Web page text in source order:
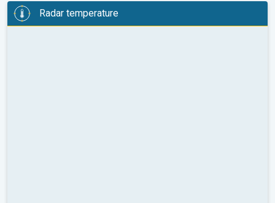
Radar temperature